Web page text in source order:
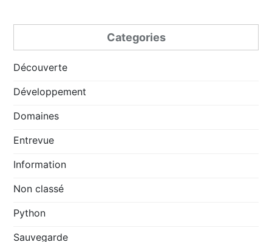
Categories
Découverte
Développement
Domaines
Entrevue
Information
Non classé
Python
Sauvegarde